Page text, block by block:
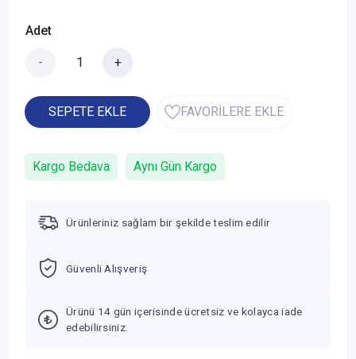
Adet
- +
SEPETE EKLE FAVORİLERE EKLE
Kargo Bedava Aynı Gün Kargo
Ürünleriniz sağlam bir şekilde teslim edilir
Güvenli Alışveriş
Ürünü 14 gün içerisinde ücretsiz ve kolayca iade
edebilirsiniz.